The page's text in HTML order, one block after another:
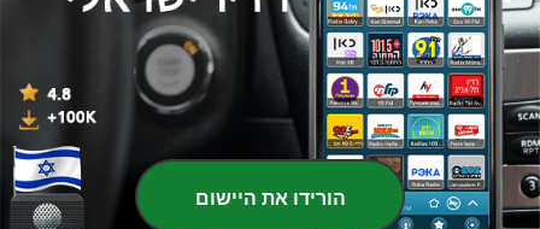
Au Cœur de l'Histoire הספרנים | Hasafranim
הורידו את היישום